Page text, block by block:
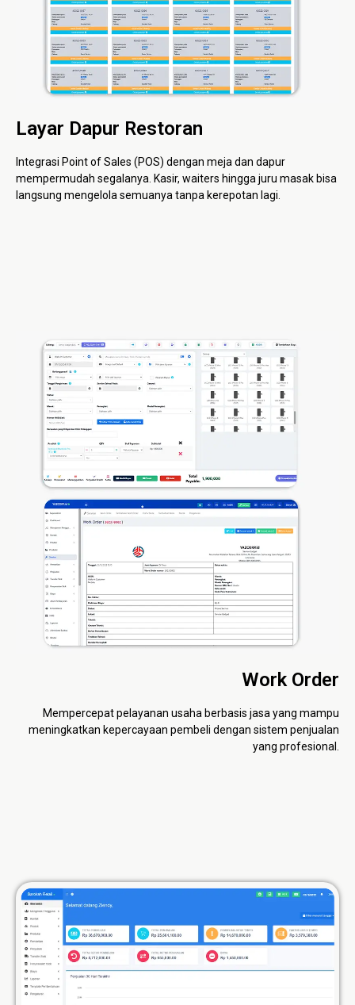
Layar Dapur Restoran
Integrasi Point of Sales (POS) dengan meja dan dapur
mempermudah segalanya. Kasir, waiters hingga juru masak bisa
langsung mengelola semuanya tanpa kerepotan lagi.
Work Order
Mempercepat pelayanan usaha berbasis jasa yang mampu
meningkatkan kepercayaan pembeli dengan sistem penjualan
yang profesional.